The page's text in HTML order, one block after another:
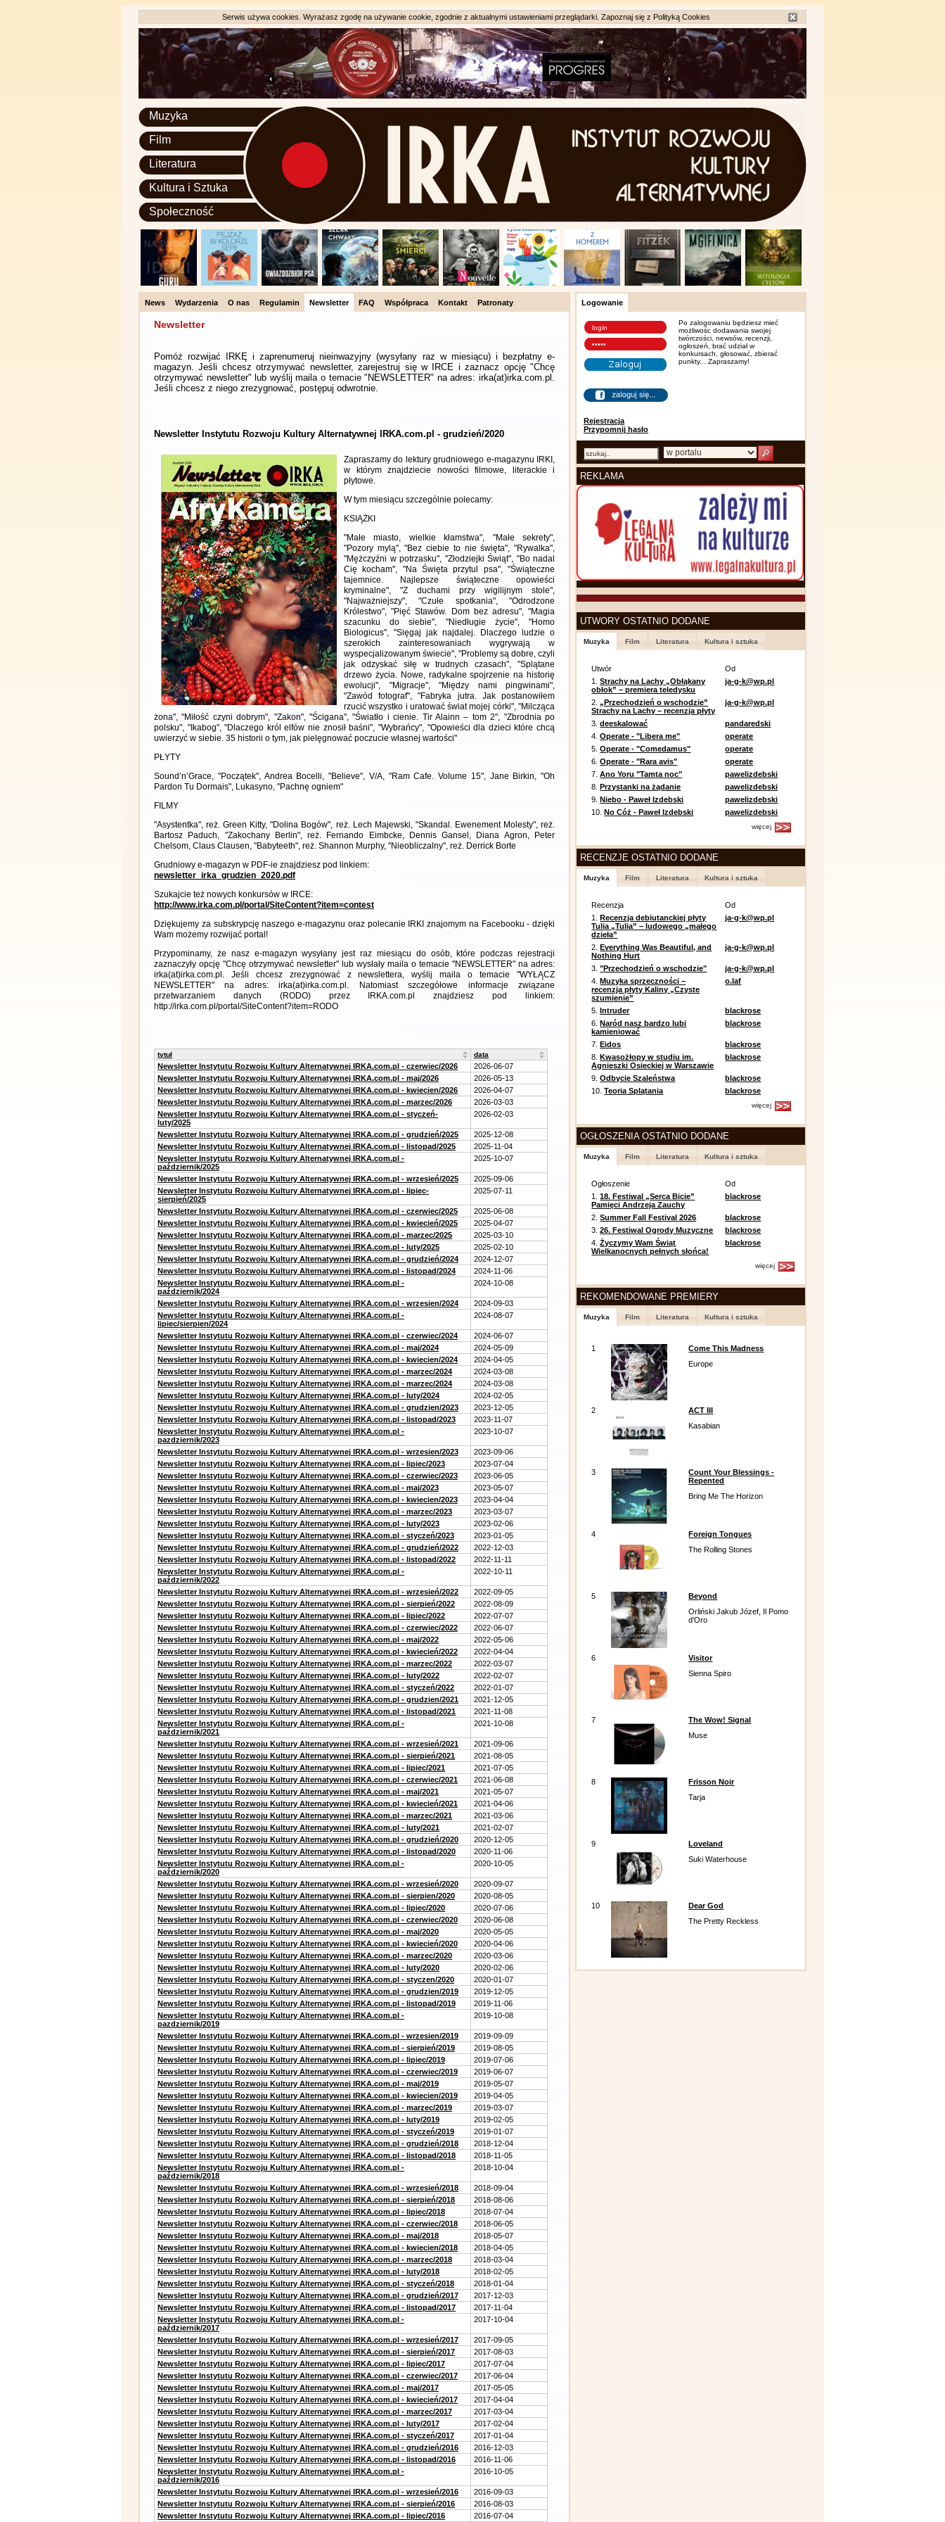
Serwis używa cookies. Wyrażasz zgodę na używanie cookie, zgodnie z aktualnymi ustawieniami przeglądarki. Zapoznaj się z Polityką Cookies
Muzyka
Film
Literatura
Kultura i Sztuka
Społeczność
News Wydarzenia O nas Regulamin Newsletter FAQ Współpraca Kontakt Patronaty
Newsletter
Pomóż rozwijać IRKĘ i zaprenumeruj nieinwazyjny (wysyłany raz w miesiącu) i bezpłatny e-
magazyn. Jeśli chcesz otrzymywać newsletter, zarejestruj się w IRCE i zaznacz opcję "Chcę
otrzymywać newsletter" lub wyślij maila o temacie "NEWSLETTER" na adres: irka(at)irka.com.pl.
Jeśli chcesz z niego zrezygnować, postępuj odwrotnie.
Newsletter Instytutu Rozwoju Kultury Alternatywnej IRKA.com.pl - grudzień/2020
Zapraszamy do lektury grudniowego e-magazynu IRKI,
w którym znajdziecie nowości filmowe, literackie i
płytowe.
W tym miesiącu szczególnie polecamy:
KSIĄŻKI
"Małe miasto, wielkie kłamstwa", "Małe sekrety",
"Pozory mylą", "Bez ciebie to nie święta", "Rywalka",
"Mężczyźni w potrzasku", "Złodziejki Świąt", "Bo nadal
Cię kocham", "Na Święta przytul psa", "Świąteczne
tajemnice. Najlepsze świąteczne opowieści
kryminalne", "Z duchami przy wigilijnym stole",
"Najważniejszy", "Czułe spotkania", "Odrodzone
Królestwo", "Pięć Stawów. Dom bez adresu", "Magia
szacunku do siebie", "Niedługie życie", "Homo
Biologicus", "Sięgaj jak najdalej. Dlaczego ludzie o
szerokich zainteresowaniach wygrywają w
wyspecjalizowanym świecie", "Problemy są dobre, czyli
jak odzyskać siłę w trudnych czasach", "Splątane
drzewo życia. Nowe, radykalne spojrzenie na historię
ewolucji", "Migracje", "Między nami pingwinami",
"Zawód fotograf", "Fabryka jutra. Jak postanowiłem
rzucić wszystko i uratować świat mojej córki", "Milcząca
żona", "Miłość czyni dobrym", "Zakon", "Ścigana", "Światło i cienie. Tir Alainn – tom 2", "Zbrodnia po
polsku", "Ikabog", "Dlaczego król elfów nie znosił baśni", "Wybrańcy", "Opowieści dla dzieci które chcą
uwierzyć w siebie. 35 historii o tym, jak pielęgnować poczucie własnej wartości"
PŁYTY
Sound’n’Grace, "Początek", Andrea Bocelli, "Believe", V/A, "Ram Cafe. Volume 15", Jane Birkin, "Oh
Pardon Tu Dormais", Lukasyno, "Pachnę ogniem"
FILMY
"Asystentka", reż. Green Kitty, "Dolina Bogów", reż. Lech Majewski, "Skandal. Ewenement Molesty", reż.
Bartosz Paduch, "Zakochany Berlin", reż. Fernando Eimbcke, Dennis Gansel, Diana Agron, Peter
Chelsom, Claus Clausen, "Babyteeth", reż. Shannon Murphy, "Nieobliczalny", reż. Derrick Borte
Grudniowy e-magazyn w PDF-ie znajdziesz pod linkiem:
newsletter_irka_grudzien_2020.pdf
Szukajcie też nowych konkursów w IRCE:
http://www.irka.com.pl/portal/SiteContent?item=contest
Dziękujemy za subskrypcję naszego e-magazynu oraz polecanie IRKI znajomym na Facebooku - dzięki
Wam możemy rozwijać portal!
Przypominamy, że nasz e-magazyn wysyłany jest raz miesiącu do osób, które podczas rejestracji
zaznaczyły opcję "Chcę otrzymywać newsletter" lub wysłały maila o temacie "NEWSLETTER" na adres:
irka(at)irka.com.pl. Jeśli chcesz zrezygnować z newslettera, wyślij maila o temacie "WYŁĄCZ
NEWSLETTER" na adres: irka(at)irka.com.pl. Natomiast szczegółowe informacje związane
przetwarzaniem danych (RODO) przez IRKA.com.pl znajdziesz pod linkiem:
http://irka.com.pl/portal/SiteContent?item=RODO
tytuł data
Newsletter Instytutu Rozwoju Kultury Alternatywnej IRKA.com.pl - czerwiec/2026
2026-06-07
Newsletter Instytutu Rozwoju Kultury Alternatywnej IRKA.com.pl - maj/2026
2026-05-13
Newsletter Instytutu Rozwoju Kultury Alternatywnej IRKA.com.pl - kwiecien/2026
2026-04-07
Newsletter Instytutu Rozwoju Kultury Alternatywnej IRKA.com.pl - marzec/2026
2026-03-03
Newsletter Instytutu Rozwoju Kultury Alternatywnej IRKA.com.pl - styczeń-
luty/2025
2026-02-03
Newsletter Instytutu Rozwoju Kultury Alternatywnej IRKA.com.pl - grudzień/2025
2025-12-08
Newsletter Instytutu Rozwoju Kultury Alternatywnej IRKA.com.pl - listopad/2025
2025-11-04
Newsletter Instytutu Rozwoju Kultury Alternatywnej IRKA.com.pl -
październik/2025
2025-10-07
Newsletter Instytutu Rozwoju Kultury Alternatywnej IRKA.com.pl - wrzesień/2025
2025-09-06
Newsletter Instytutu Rozwoju Kultury Alternatywnej IRKA.com.pl - lipiec-
sierpień/2025
2025-07-11
Newsletter Instytutu Rozwoju Kultury Alternatywnej IRKA.com.pl - czerwiec/2025
2025-06-08
Newsletter Instytutu Rozwoju Kultury Alternatywnej IRKA.com.pl - kwiecień/2025
2025-04-07
Newsletter Instytutu Rozwoju Kultury Alternatywnej IRKA.com.pl - marzec/2025
2025-03-10
Newsletter Instytutu Rozwoju Kultury Alternatywnej IRKA.com.pl - luty/2025
2025-02-10
Newsletter Instytutu Rozwoju Kultury Alternatywnej IRKA.com.pl - grudzień/2024
2024-12-07
Newsletter Instytutu Rozwoju Kultury Alternatywnej IRKA.com.pl - listopad/2024
2024-11-06
Newsletter Instytutu Rozwoju Kultury Alternatywnej IRKA.com.pl -
październik/2024
2024-10-08
Newsletter Instytutu Rozwoju Kultury Alternatywnej IRKA.com.pl - wrzesien/2024
2024-09-03
Newsletter Instytutu Rozwoju Kultury Alternatywnej IRKA.com.pl -
lipiec/sierpien/2024
2024-08-07
Newsletter Instytutu Rozwoju Kultury Alternatywnej IRKA.com.pl - czerwiec/2024
2024-06-07
Newsletter Instytutu Rozwoju Kultury Alternatywnej IRKA.com.pl - maj/2024
2024-05-09
Newsletter Instytutu Rozwoju Kultury Alternatywnej IRKA.com.pl - kwiecien/2024
2024-04-05
Newsletter Instytutu Rozwoju Kultury Alternatywnej IRKA.com.pl - marzec/2024
2024-03-08
Newsletter Instytutu Rozwoju Kultury Alternatywnej IRKA.com.pl - marzec/2024
2024-03-08
Newsletter Instytutu Rozwoju Kultury Alternatywnej IRKA.com.pl - luty/2024
2024-02-05
Newsletter Instytutu Rozwoju Kultury Alternatywnej IRKA.com.pl - grudzien/2023
2023-12-05
Newsletter Instytutu Rozwoju Kultury Alternatywnej IRKA.com.pl - listopad/2023
2023-11-07
Newsletter Instytutu Rozwoju Kultury Alternatywnej IRKA.com.pl -
pazdziernik/2023
2023-10-07
Newsletter Instytutu Rozwoju Kultury Alternatywnej IRKA.com.pl - wrzesien/2023
2023-09-06
Newsletter Instytutu Rozwoju Kultury Alternatywnej IRKA.com.pl - lipiec/2023
2023-07-04
Newsletter Instytutu Rozwoju Kultury Alternatywnej IRKA.com.pl - czerwiec/2023
2023-06-05
Newsletter Instytutu Rozwoju Kultury Alternatywnej IRKA.com.pl - maj/2023
2023-05-07
Newsletter Instytutu Rozwoju Kultury Alternatywnej IRKA.com.pl - kwiecien/2023
2023-04-04
Newsletter Instytutu Rozwoju Kultury Alternatywnej IRKA.com.pl - marzec/2023
2023-03-07
Newsletter Instytutu Rozwoju Kultury Alternatywnej IRKA.com.pl - luty/2023
2023-02-06
Newsletter Instytutu Rozwoju Kultury Alternatywnej IRKA.com.pl - styczeń/2023
2023-01-05
Newsletter Instytutu Rozwoju Kultury Alternatywnej IRKA.com.pl - grudzień/2022
2022-12-03
Newsletter Instytutu Rozwoju Kultury Alternatywnej IRKA.com.pl - listopad/2022
2022-11-11
Newsletter Instytutu Rozwoju Kultury Alternatywnej IRKA.com.pl -
październik/2022
2022-10-11
Newsletter Instytutu Rozwoju Kultury Alternatywnej IRKA.com.pl - wrzesień/2022
2022-09-05
Newsletter Instytutu Rozwoju Kultury Alternatywnej IRKA.com.pl - sierpień/2022
2022-08-09
Newsletter Instytutu Rozwoju Kultury Alternatywnej IRKA.com.pl - lipiec/2022
2022-07-07
Newsletter Instytutu Rozwoju Kultury Alternatywnej IRKA.com.pl - czerwiec/2022
2022-06-07
Newsletter Instytutu Rozwoju Kultury Alternatywnej IRKA.com.pl - maj/2022
2022-05-06
Newsletter Instytutu Rozwoju Kultury Alternatywnej IRKA.com.pl - kwiecień/2022
2022-04-04
Newsletter Instytutu Rozwoju Kultury Alternatywnej IRKA.com.pl - marzec/2022
2022-03-07
Newsletter Instytutu Rozwoju Kultury Alternatywnej IRKA.com.pl - luty/2022
2022-02-07
Newsletter Instytutu Rozwoju Kultury Alternatywnej IRKA.com.pl - styczeń/2022
2022-01-07
Newsletter Instytutu Rozwoju Kultury Alternatywnej IRKA.com.pl - grudzien/2021
2021-12-05
Newsletter Instytutu Rozwoju Kultury Alternatywnej IRKA.com.pl - listopad/2021
2021-11-08
Newsletter Instytutu Rozwoju Kultury Alternatywnej IRKA.com.pl -
październik/2021
2021-10-08
Newsletter Instytutu Rozwoju Kultury Alternatywnej IRKA.com.pl - wrzesień/2021
2021-09-06
Newsletter Instytutu Rozwoju Kultury Alternatywnej IRKA.com.pl - sierpień/2021
2021-08-05
Newsletter Instytutu Rozwoju Kultury Alternatywnej IRKA.com.pl - lipiec/2021
2021-07-05
Newsletter Instytutu Rozwoju Kultury Alternatywnej IRKA.com.pl - czerwiec/2021
2021-06-08
Newsletter Instytutu Rozwoju Kultury Alternatywnej IRKA.com.pl - maj/2021
2021-05-07
Newsletter Instytutu Rozwoju Kultury Alternatywnej IRKA.com.pl - kwiecień/2021
2021-04-06
Newsletter Instytutu Rozwoju Kultury Alternatywnej IRKA.com.pl - marzec/2021
2021-03-06
Newsletter Instytutu Rozwoju Kultury Alternatywnej IRKA.com.pl - luty/2021
2021-02-07
Newsletter Instytutu Rozwoju Kultury Alternatywnej IRKA.com.pl - grudzień/2020
2020-12-05
Newsletter Instytutu Rozwoju Kultury Alternatywnej IRKA.com.pl - listopad/2020
2020-11-06
Newsletter Instytutu Rozwoju Kultury Alternatywnej IRKA.com.pl -
październik/2020
2020-10-05
Newsletter Instytutu Rozwoju Kultury Alternatywnej IRKA.com.pl - wrzesień/2020
2020-09-07
Newsletter Instytutu Rozwoju Kultury Alternatywnej IRKA.com.pl - sierpien/2020
2020-08-05
Newsletter Instytutu Rozwoju Kultury Alternatywnej IRKA.com.pl - lipiec/2020
2020-07-06
Newsletter Instytutu Rozwoju Kultury Alternatywnej IRKA.com.pl - czerwiec/2020
2020-06-08
Newsletter Instytutu Rozwoju Kultury Alternatywnej IRKA.com.pl - maj/2020
2020-05-05
Newsletter Instytutu Rozwoju Kultury Alternatywnej IRKA.com.pl - kwiecień/2020
2020-04-06
Newsletter Instytutu Rozwoju Kultury Alternatywnej IRKA.com.pl - marzec/2020
2020-03-06
Newsletter Instytutu Rozwoju Kultury Alternatywnej IRKA.com.pl - luty/2020
2020-02-06
Newsletter Instytutu Rozwoju Kultury Alternatywnej IRKA.com.pl - styczen/2020
2020-01-07
Newsletter Instytutu Rozwoju Kultury Alternatywnej IRKA.com.pl - grudzien/2019
2019-12-05
Newsletter Instytutu Rozwoju Kultury Alternatywnej IRKA.com.pl - listopad/2019
2019-11-06
Newsletter Instytutu Rozwoju Kultury Alternatywnej IRKA.com.pl -
pazdziernik/2019
2019-10-08
Newsletter Instytutu Rozwoju Kultury Alternatywnej IRKA.com.pl - wrzesien/2019
2019-09-09
Newsletter Instytutu Rozwoju Kultury Alternatywnej IRKA.com.pl - sierpień/2019
2019-08-05
Newsletter Instytutu Rozwoju Kultury Alternatywnej IRKA.com.pl - lipiec/2019
2019-07-06
Newsletter Instytutu Rozwoju Kultury Alternatywnej IRKA.com.pl - czerwiec/2019
2019-06-07
Newsletter Instytutu Rozwoju Kultury Alternatywnej IRKA.com.pl - maj/2019
2019-05-07
Newsletter Instytutu Rozwoju Kultury Alternatywnej IRKA.com.pl - kwiecien/2019
2019-04-05
Newsletter Instytutu Rozwoju Kultury Alternatywnej IRKA.com.pl - marzec/2019
2019-03-07
Newsletter Instytutu Rozwoju Kultury Alternatywnej IRKA.com.pl - luty/2019
2019-02-05
Newsletter Instytutu Rozwoju Kultury Alternatywnej IRKA.com.pl - styczeń/2019
2019-01-07
Newsletter Instytutu Rozwoju Kultury Alternatywnej IRKA.com.pl - grudzień/2018
2018-12-04
Newsletter Instytutu Rozwoju Kultury Alternatywnej IRKA.com.pl - listopad/2018
2018-11-05
Newsletter Instytutu Rozwoju Kultury Alternatywnej IRKA.com.pl -
październik/2018
2018-10-04
Newsletter Instytutu Rozwoju Kultury Alternatywnej IRKA.com.pl - wrzesień/2018
2018-09-04
Newsletter Instytutu Rozwoju Kultury Alternatywnej IRKA.com.pl - sierpień/2018
2018-08-06
Newsletter Instytutu Rozwoju Kultury Alternatywnej IRKA.com.pl - lipiec/2018
2018-07-04
Newsletter Instytutu Rozwoju Kultury Alternatywnej IRKA.com.pl - czerwiec/2018
2018-06-05
Newsletter Instytutu Rozwoju Kultury Alternatywnej IRKA.com.pl - maj/2018
2018-05-07
Newsletter Instytutu Rozwoju Kultury Alternatywnej IRKA.com.pl - kwiecien/2018
2018-04-05
Newsletter Instytutu Rozwoju Kultury Alternatywnej IRKA.com.pl - marzec/2018
2018-03-04
Newsletter Instytutu Rozwoju Kultury Alternatywnej IRKA.com.pl - luty/2018
2018-02-05
Newsletter Instytutu Rozwoju Kultury Alternatywnej IRKA.com.pl - styczeń/2018
2018-01-04
Newsletter Instytutu Rozwoju Kultury Alternatywnej IRKA.com.pl - grudzień/2017
2017-12-03
Newsletter Instytutu Rozwoju Kultury Alternatywnej IRKA.com.pl - listopad/2017
2017-11-04
Newsletter Instytutu Rozwoju Kultury Alternatywnej IRKA.com.pl -
październik/2017
2017-10-04
Newsletter Instytutu Rozwoju Kultury Alternatywnej IRKA.com.pl - wrzesień/2017
2017-09-05
Newsletter Instytutu Rozwoju Kultury Alternatywnej IRKA.com.pl - sierpień/2017
2017-08-03
Newsletter Instytutu Rozwoju Kultury Alternatywnej IRKA.com.pl - lipiec/2017
2017-07-04
Newsletter Instytutu Rozwoju Kultury Alternatywnej IRKA.com.pl - czerwiec/2017
2017-06-04
Newsletter Instytutu Rozwoju Kultury Alternatywnej IRKA.com.pl - maj/2017
2017-05-05
Newsletter Instytutu Rozwoju Kultury Alternatywnej IRKA.com.pl - kwiecień/2017
2017-04-04
Newsletter Instytutu Rozwoju Kultury Alternatywnej IRKA.com.pl - marzec/2017
2017-03-04
Newsletter Instytutu Rozwoju Kultury Alternatywnej IRKA.com.pl - luty/2017
2017-02-04
Newsletter Instytutu Rozwoju Kultury Alternatywnej IRKA.com.pl - styczeń/2017
2017-01-04
Newsletter Instytutu Rozwoju Kultury Alternatywnej IRKA.com.pl - grudzień/2016
2016-12-03
Newsletter Instytutu Rozwoju Kultury Alternatywnej IRKA.com.pl - listopad/2016
2016-11-06
Newsletter Instytutu Rozwoju Kultury Alternatywnej IRKA.com.pl -
październik/2016
2016-10-05
Newsletter Instytutu Rozwoju Kultury Alternatywnej IRKA.com.pl - wrzesień/2016
2016-09-03
Newsletter Instytutu Rozwoju Kultury Alternatywnej IRKA.com.pl - sierpień/2016
2016-08-03
Newsletter Instytutu Rozwoju Kultury Alternatywnej IRKA.com.pl - lipiec/2016
2016-07-04
Logowanie
Rejestracja
Przypomnij hasło
Po zalogowaniu będziesz mieć
możliwośc dodawania swojej
twórczości, newsów, recenzji,
ogłoszeń, brać udział w
konkursach, głosować, zbierać
punkty... Zapraszamy!
REKLAMA
UTWORY OSTATNIO DODANE
Muzyka Film Literatura Kultura i sztuka
Utwór
Od
1.Strachy na Lachy „Obłąkany
obłok” – premiera teledysku
ja-g-k@wp.pl
2.„Przechodzień o wschodzie”
Strachy na Lachy – recenzja płyty
ja-g-k@wp.pl
3.deeskalować
pandaredski
4.Operate - "Libera me"
operate
5.Operate - "Comedamus"
operate
6.Operate - "Rara avis"
operate
7.Ano Yoru "Tamta noc"
pawelizdebski
8.Przystanki na żądanie
pawelizdebski
9.Niebo - Paweł Izdebski
pawelizdebski
10.No Cóż - Paweł Izdebski pawelizdebski
więcej
RECENZJE OSTATNIO DODANE
Muzyka Film Literatura Kultura i sztuka
Recenzja
Od
1.Recenzja debiutanckiej płyty
Tulia „Tulia” – ludowego „małego
dzieła”
ja-g-k@wp.pl
2.Everything Was Beautiful, and
Nothing Hurt
ja-g-k@wp.pl
3."Przechodzień o wschodzie"
ja-g-k@wp.pl
4.Muzyka sprzeczności –
recenzja płyty Kaliny „Czyste
szumienie”
o.laf
5.Intruder
blackrose
6.Naród nasz bardzo lubi
kamieniować
blackrose
7.Eidos
blackrose
8.Kwasożłopy w studiu im.
Agnieszki Osieckiej w Warszawie
blackrose
9.Odbycie Szaleństwa
blackrose
10.Teoria Splątania blackrose
więcej
OGŁOSZENIA OSTATNIO DODANE
Muzyka Film Literatura Kultura i sztuka
Ogłoszenie
Od
1.18. Festiwal „Serca Bicie”
Pamięci Andrzeja Zauchy
blackrose
2.Summer Fall Festival 2026
blackrose
3.26. Festiwal Ogrody Muzyczne
blackrose
4.Życzymy Wam Świąt
Wielkanocnych pełnych słońca!
blackrose
więcej
REKOMENDOWANE PREMIERY
Muzyka Film Literatura Kultura i sztuka
1
Come This Madness
Europe
2
ACT III
Kasabian
3
Count Your Blessings -
Repented
Bring Me The Horizon
4
Foreign Tongues
The Rolling Stones
5
Beyond
Orliński Jakub Józef, Il Pomo
d'Oro
6
Visitor
Sienna Spiro
7
The Wow! Signal
Muse
8
Frisson Noir
Tarja
9
Loveland
Suki Waterhouse
10
Dear God
The Pretty Reckless